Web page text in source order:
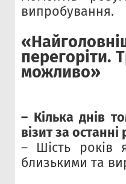
випробування.
перегоріти.
можливо»
– Кілька днів
візит за останні
– Шість років
близькими та